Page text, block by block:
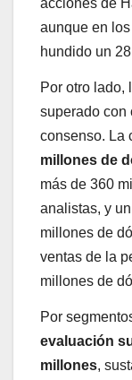
acciones de
aunque en
hundido un
Por otro lado,
superado con
consenso. La
millones de
más de 360
analistas, y
millones de
ventas de la
millones de
Por
evaluación
millones,